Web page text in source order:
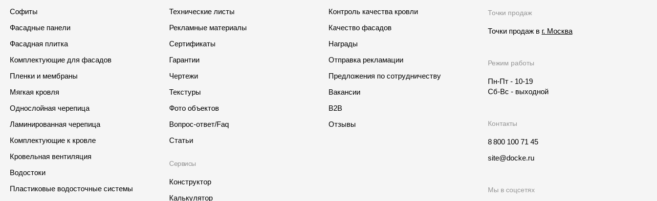
Софиты
Фасадные панели
Фасадная плитка
Комплектующие для фасадов
Пленки и мембраны
Мягкая кровля
Однослойная черепица
Ламинированная черепица
Комплектующие к кровле
Кровельная вентиляция
Водостоки
Пластиковые водосточные системы
Технические листы
Рекламные материалы
Сертификаты
Гарантии
Чертежи
Текстуры
Фото объектов
Вопрос-ответ/Faq
Статьи
Сервисы
Конструктор
Калькулятор
Контроль качества кровли
Качество фасадов
Награды
Отправка рекламации
Предложения по сотрудничеству
Вакансии
B2B
Отзывы
Точки продаж
Точки продаж в г. Москва
Режим работы
Пн-Пт - 10-19
Сб-Вс - выходной
Контакты
8 800 100 71 45
site@docke.ru
Мы в соцсетях